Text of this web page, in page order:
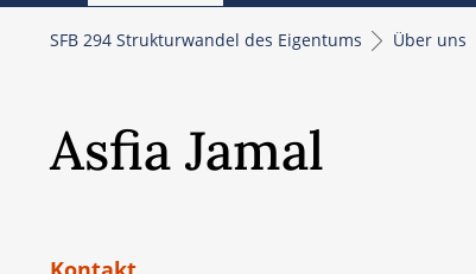
SFB 294 Strukturwandel des Eigentums Über uns
Asfia Jamal